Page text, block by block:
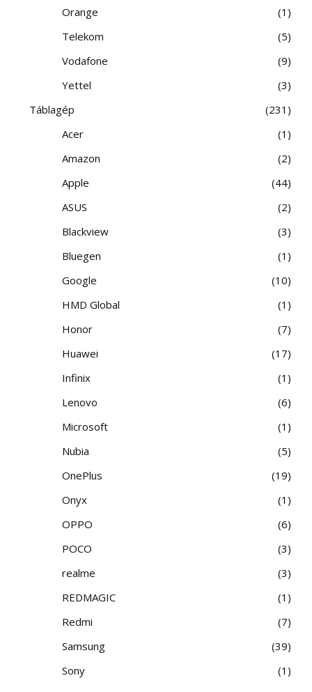
Orange
1
Telekom
5
Vodafone
9
Yettel
3
Táblagép
231
Acer
1
Amazon
2
Apple
44
ASUS
2
Blackview
3
Bluegen
1
Google
10
HMD Global
1
Honor
7
Huawei
17
Infinix
1
Lenovo
6
Microsoft
1
Nubia
5
OnePlus
19
Onyx
1
OPPO
6
POCO
3
realme
3
REDMAGIC
1
Redmi
7
Samsung
39
Sony
1